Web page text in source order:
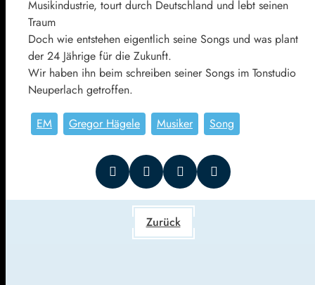
Musikindustrie, tourt durch Deutschland und lebt seinen
Traum
Doch wie entstehen eigentlich seine Songs und was plant
der 24 Jährige für die Zukunft.
Wir haben ihn beim schreiben seiner Songs im Tonstudio
Neuperlach getroffen.
EM Gregor Hägele Musiker Song
Zurück